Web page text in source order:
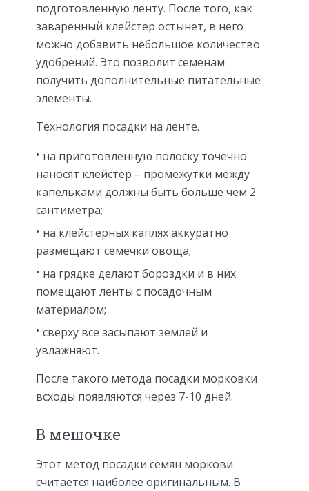
подготовленную ленту. После того, как
заваренный клейстер остынет, в него
можно добавить небольшое количество
удобрений. Это позволит семенам
получить дополнительные питательные
элементы.
Технология посадки на ленте.
на приготовленную полоску точечно
наносят клейстер – промежутки между
капельками должны быть больше чем 2
сантиметра;
на клейстерных каплях аккуратно
размещают семечки овоща;
на грядке делают бороздки и в них
помещают ленты с посадочным
материалом;
сверху все засыпают землей и
увлажняют.
После такого метода посадки морковки
всходы появляются через 7-10 дней.
В мешочке
Этот метод посадки семян моркови
считается наиболее оригинальным. В